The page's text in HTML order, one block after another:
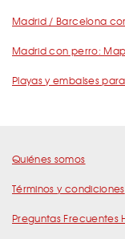
Madrid / Barcelona
Madrid con perro:
Playas y embalses
Quiénes somos
Términos y condiciones
Preguntas Frecuentes